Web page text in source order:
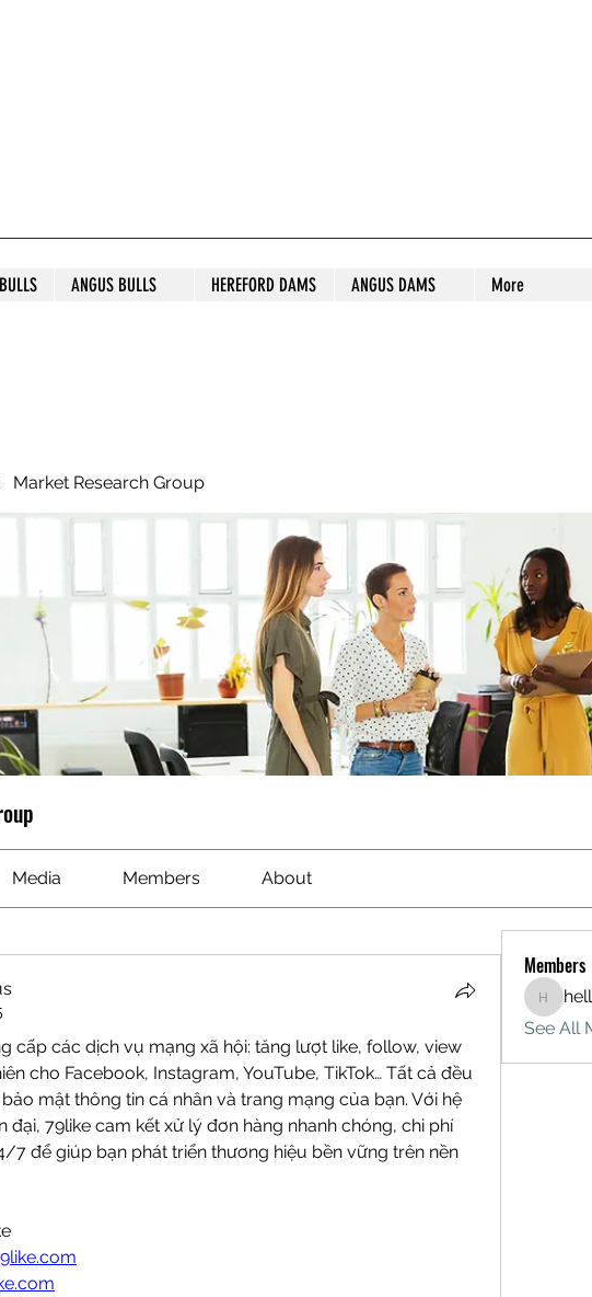
ANGUS BULLS HEREFORD DAMS ANGUS DAMS More
Market Research Group
Media Members About
cấp các dịch vụ mạng xã hội: tăng lượt like, follow, view
cho Facebook, Instagram, YouTube, TikTok… Tất cả đều
mật thông tin cá nhân và trang mạng của bạn. Với hệ
đại, 79like cam kết xử lý đơn hàng nhanh chóng, chi phí
7 để giúp bạn phát triển thương hiệu bền vững trên nền
Members
See All